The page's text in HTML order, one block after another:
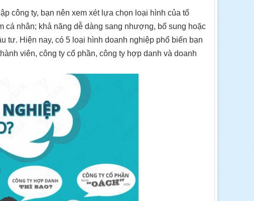
công ty, bạn nên xem xét lựa chọn loại hình của tổ
nhân; khả năng dễ dàng sang nhượng, bổ sung hoặc
tư. Hiện nay, có 5 loại hình doanh nghiệp phổ biến bạn
viên, công ty cổ phần, công ty hợp danh và doanh